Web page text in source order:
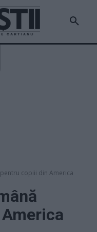
copiii din America